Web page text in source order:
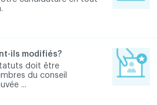
.
ils modifiés?
doit être
du conseil
...